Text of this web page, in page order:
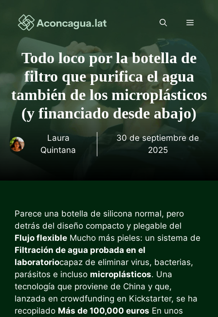
contenido
Menú
Todo loco por la botella de
filtro que purifica el agua
también de los microplásticos
(y financiado desde abajo)
Laura
Quintana
30 de septiembre de
2025
Parece una botella de silicona normal, pero
detrás del diseño compacto y plegable del
Flujo flexible Mucho más pieles: un sistema de
Filtración de agua probada en el
laboratoriocapaz de eliminar virus, bacterias,
parásitos e incluso microplásticos. Una
tecnología que proviene de China y que,
lanzada en crowdfunding en Kickstarter, se ha
recopilado Más de 100,000 euros En unos